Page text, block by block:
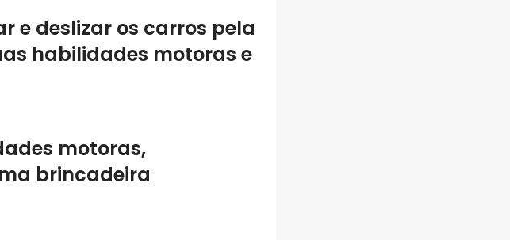
e deslizar os carros pela
habilidades motoras e
motoras,
brincadeira